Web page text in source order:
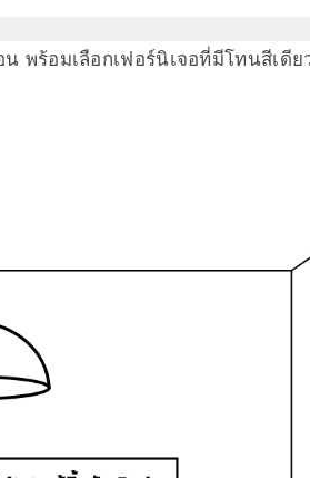
พร้อมเลือกเฟอร์นิเจอที่มีโทนสีเดี